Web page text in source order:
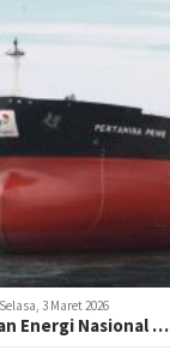
Selasa, 3 Maret 2026
Energi Nasional …